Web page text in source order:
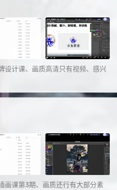
设计课、画质高清只有视频、感兴
画课第3期、画质还行有大部分素